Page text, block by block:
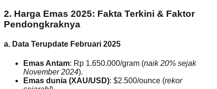
2. Harga Emas 2025: Fakta Terkini & Faktor
Pendongkraknya
a. Data Terupdate Februari 2025
Emas Antam: Rp 1.650.000/gram (naik 20% sejak
November 2024).
Emas dunia (XAU/USD): $2.500/ounce (rekor